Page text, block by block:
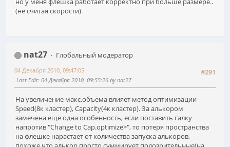
(не считая скорости)
nat27
Глобальный модератор
#291
04 Декабря 2010, 09:47:05
Last Edit: 04 Декабря 2010, 09:55:26 by nat27
На увеличение макс.объема влияет метод оптимизации -
Speed(8к кластер), Capacity(4к кластер). За алькором
замечена еще одна особенность, если поставить галку
напротив "Change to Cap.optimize>", то потеря пространства
на флешке нарастает от количества запуска алькоров,